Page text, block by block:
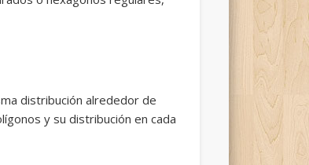
distribución alrededor de
y su distribución en cada